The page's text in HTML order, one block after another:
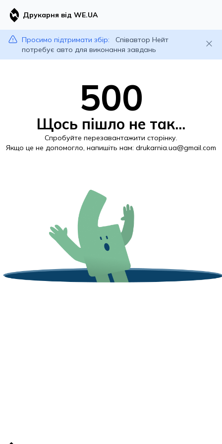
Друкарня від WE.UA
Просимо підтримати збір:
Співавтор Нейт
потребує авто для виконання завдань
500
Щось пішло не так...
Спробуйте перезавантажити сторінку.
Якщо це не допомогло, напишіть нам: drukarnia.ua@gmail.com